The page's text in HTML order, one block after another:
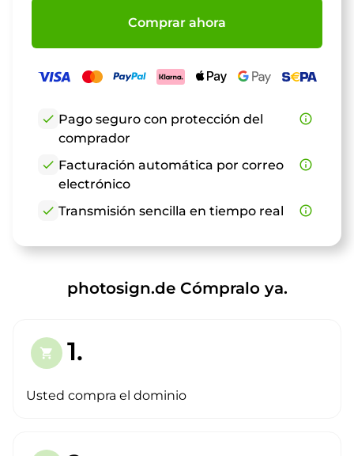
Comprar ahora
check Pago seguro con protección del
comprador
info_outline
check Facturación automática por correo
electrónico
info_outline
check Transmisión sencilla en tiempo real info_outline
photosign.de Cómpralo ya.
shopping_cart 1.
Usted compra el dominio